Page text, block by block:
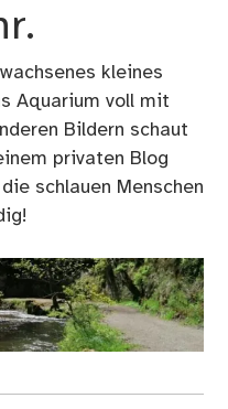
kleines
Aquarium voll mit
Bildern schaut
privaten Blog
schlauen Menschen